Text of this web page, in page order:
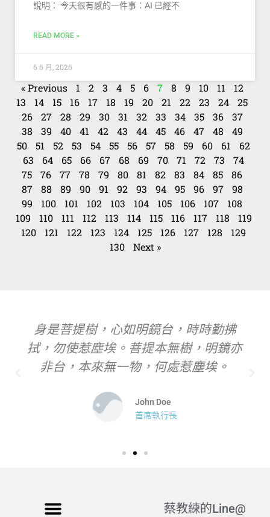
說明： 今天很有感的一件事：AI 已經不
READ MORE »
6 6 月, 2026
« Previous 1 2 3 4 5 6 7 8 9 10 11
12
13
14 15 16 17 18 19 20 21 22 23 24
25
26
27 28 29 30 31 32 33 34 35 36
37
38
39 40 41 42 43 44 45 46 47 48
49
50
51 52 53 54 55 56 57 58 59 60 61
62
63
64 65 66 67 68 69 70 71 72 73
74
75
76 77 78 79 80 81 82 83 84 85
86
87
88 89 90 91 92 93 94 95 96 97
98
99
100 101 102 103 104 105 106 107
108
109
110 111 112 113 114 115 116 117 118
119
120
121 122 123 124 125 126 127 128
129
130
Next »
身是菩提樹，心如明鏡台，時時勤拂
拭，勿使惹塵埃。菩提本無樹，明鏡亦
非台，本來無一物，何處惹塵埃。
John Doe
首席執行長
蔡教練的Line@